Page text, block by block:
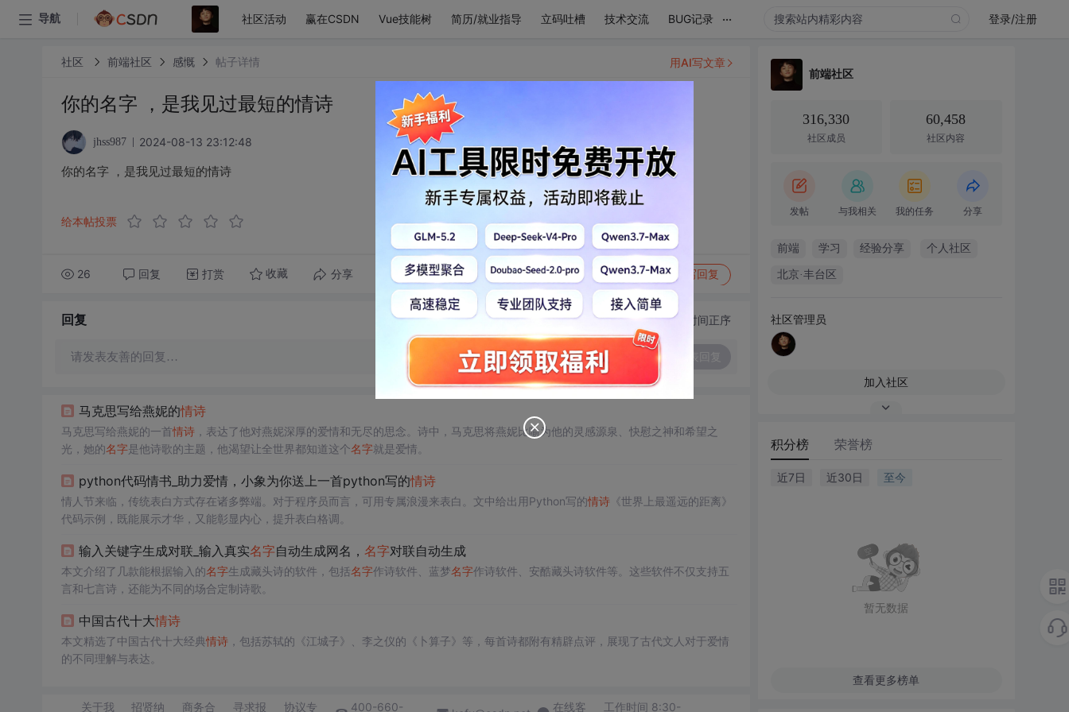
导航 社区活动 赢在CSDN Vue技能树 简历/就业指导 立码吐槽 技术交流 BUG记录 ... 登录/注册
社区 前端社区 感慨 帖子详情
你的名字 ，是我见过最短的情诗
jhss987 2024-08-13 23:12:48
你的名字 ，是我见过最短的情诗
给本帖投票
26 回复 打赏 收藏 分享 转发到动态 举报 写回复
用AI写文章
回复 切换为时间正序
请发表友善的回复…
马克思写给燕妮的情诗
马克思写给燕妮的一首情诗，表达了他对燕妮深厚的爱情和无尽的思念。诗中，马克思将燕妮比喻为他的灵感源泉、快慰之神和希望之
光，她的名字是他诗歌的主题，他渴望让全世界都知道这个名字就是爱情。
python代码情书_助力爱情，小象为你送上一首python写的情诗
情人节来临，传统表白方式存在诸多弊端。对于程序员而言，可用专属浪漫来表白。文中给出用Python写的情诗《世界上最遥远的距离》
代码示例，既能展示才华，又能彰显内心，提升表白格调。
输入关键字生成对联_输入真实名字自动生成网名， 名字对联自动生成
本文介绍了几款能根据输入的名字生成藏头诗的软件，包括名字作诗软件、蓝梦名字作诗软件、安酷藏头诗软件等。这些软件不仅支持五
言和七言诗，还能为不同的场合定制诗歌。
中国古代十大情诗
本文精选了中国古代十大经典情诗，包括苏轼的《江城子》、李之仪的《卜算子》等，每首诗都附有精辟点评，展现了古代文人对于爱情
的不同理解与表达。
关于我 招贤纳 商务合 寻求报 协议专 400-660- 在线客 工作时间 8:30-
前端社区
316,330
社区成员
60,458
社区内容
发帖 与我相关 我的任务 分享
前端 学习 经验分享 个人社区
北京·丰台区
社区管理员
加入社区
积分榜 荣誉榜
近7日 近30日 至今
暂无数据
查看更多榜单